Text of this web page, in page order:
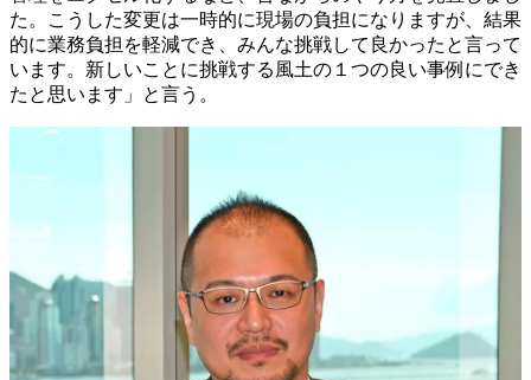
た。こうした変更は一時的に現場の負担になりますが、結果
的に業務負担を軽減でき、みんな挑戦して良かったと言って
います。新しいことに挑戦する風土の１つの良い事例にでき
たと思います」と言う。